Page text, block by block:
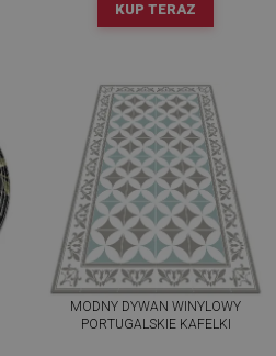
KUP TERAZ
MODNY DYWAN WINYLOWY
PORTUGALSKIE KAFELKI